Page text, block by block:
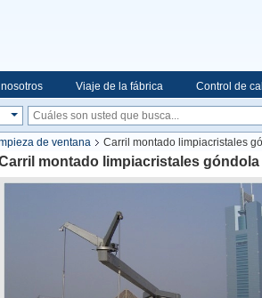
Viaje de la fábrica Control de
de ventana
Carril montado limpiacristales
montado limpiacristales